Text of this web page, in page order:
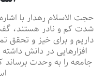
حجت الاسلام رهدار با
شدت کم و نادر هستند،
داریم و برای خیز و تحقق
افزارهایی در دانش
جامعه را به وحدت برساند